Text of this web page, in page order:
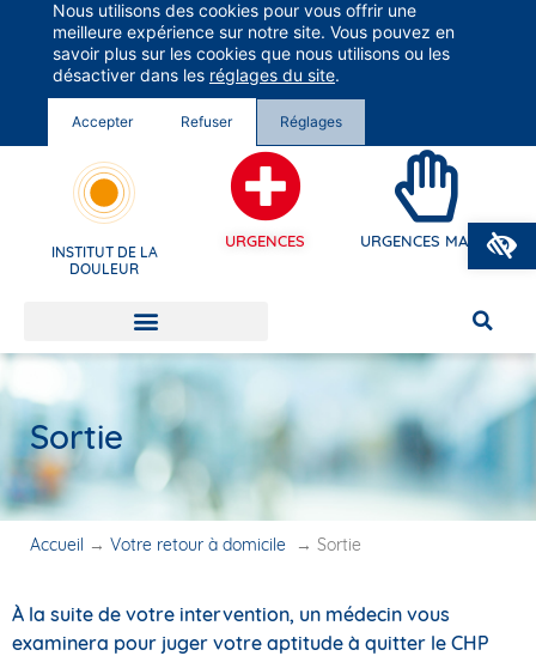
Groupe Vivalto Santé
Entre nous, la vie
INSTITUT DE LA
DOULEUR
URGENCES URGENCES MAINS
Sortie
Accueil → Votre retour à domicile → Sortie
À la suite de votre intervention, un médecin vous
examinera pour juger votre aptitude à quitter le CHP
Nous utilisons des cookies pour vous offrir une
meilleure expérience sur notre site. Vous pouvez en
savoir plus sur les cookies que nous utilisons ou les
désactiver dans les réglages du site.
Accepter Refuser Réglages